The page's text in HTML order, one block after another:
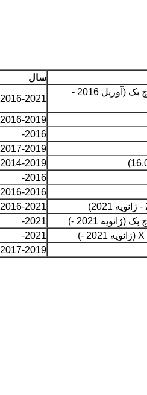
سال
(نسل اول - بازنگری شده) سدان مدل S هاچ بک (آوریل 2016 -
2016-2021
2016-2019
2016-
2017-2019
2014-2019
2016-
2016-2016
2016-2021
2021-
2021-
2017-2019